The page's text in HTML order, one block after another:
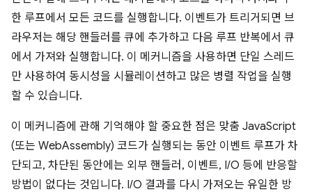
한 루프에서 모든 코드를 실행합니다. 이벤트가 트리거되면 브
라우저는 해당 핸들러를 큐에 추가하고 다음 루프 반복에서 큐
에서 가져와 실행합니다. 이 메커니즘을 사용하면 단일 스레드
만 사용하여 동시성을 시뮬레이션하고 많은 병렬 작업을 실행
할 수 있습니다.
이 메커니즘에 관해 기억해야 할 중요한 점은 맞춤 JavaScript
(또는 WebAssembly) 코드가 실행되는 동안 이벤트 루프가 차
단되고, 차단된 동안에는 외부 핸들러, 이벤트, I/O 등에 반응할
방법이 없다는 것입니다. I/O 결과를 다시 가져오는 유일한 방